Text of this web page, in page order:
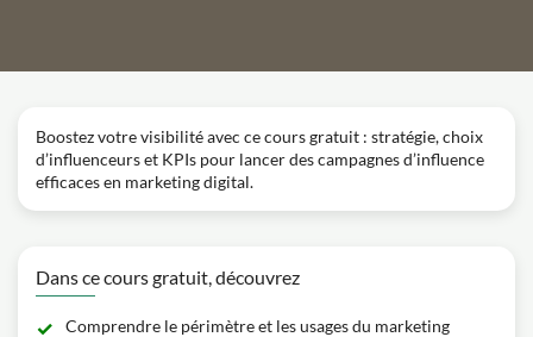
Boostez votre visibilité avec ce cours gratuit : stratégie, choix
d’influenceurs et KPIs pour lancer des campagnes d’influence
efficaces en marketing digital.
Dans ce cours gratuit, découvrez
Comprendre le périmètre et les usages du marketing